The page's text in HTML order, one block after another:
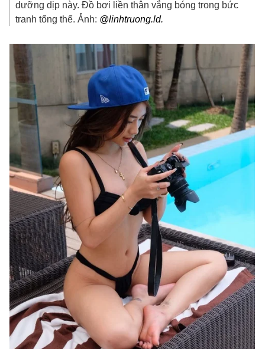
dưỡng dịp này. Đồ bơi liền thân vắng bóng trong bức
tranh tổng thể. Ảnh: @linhtruong.ld.